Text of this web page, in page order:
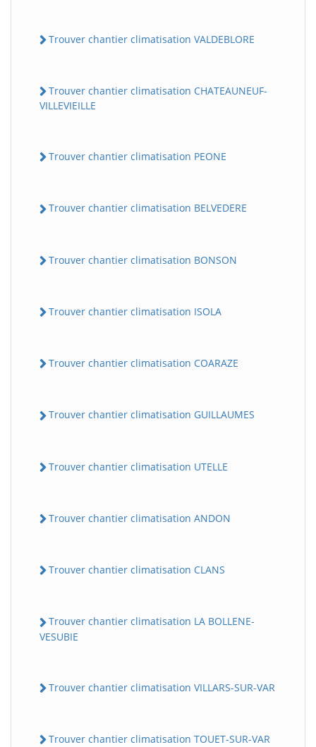
Trouver chantier climatisation VALDEBLORE
Trouver chantier climatisation CHATEAUNEUF-
VILLEVIEILLE
Trouver chantier climatisation PEONE
Trouver chantier climatisation BELVEDERE
Trouver chantier climatisation BONSON
Trouver chantier climatisation ISOLA
Trouver chantier climatisation COARAZE
Trouver chantier climatisation GUILLAUMES
Trouver chantier climatisation UTELLE
Trouver chantier climatisation ANDON
Trouver chantier climatisation CLANS
Trouver chantier climatisation LA BOLLENE-
VESUBIE
Trouver chantier climatisation VILLARS-SUR-VAR
Trouver chantier climatisation TOUET-SUR-VAR